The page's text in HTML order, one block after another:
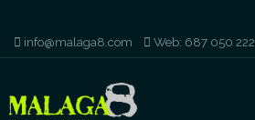
info@malaga8.com Web: 687 050 222